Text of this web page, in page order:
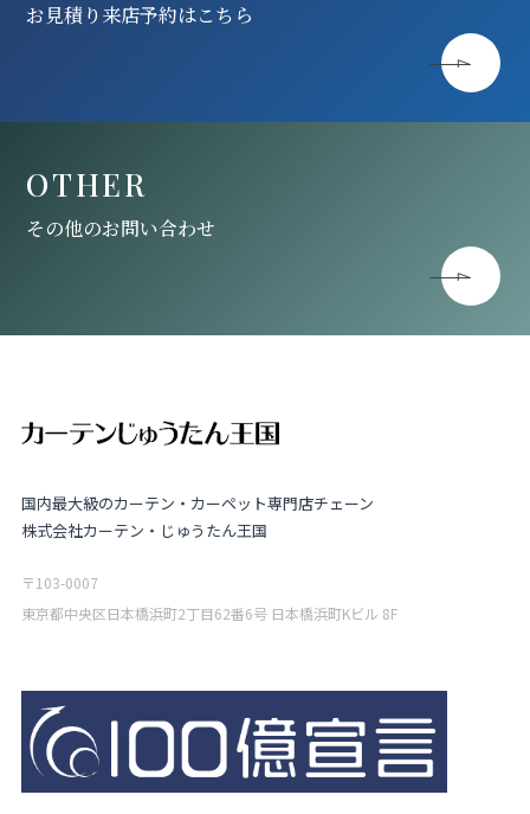
お見積り来店予約はこちら
OTHER
その他のお問い合わせ
国内最大級のカーテン・カーペット専門店チェーン
株式会社カーテン・じゅうたん王国
〒103-0007
東京都中央区日本橋浜町2丁目62番6号 日本橋浜町Kビル 8F